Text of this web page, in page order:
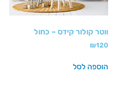
ווטר קולור קידס – כחול
₪120
הוספה לסל